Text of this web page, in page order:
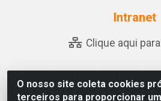
O nosso site coleta cookies
terceiros para proporcionar
Intranet
Clique aqui
Abreu & Silva - Rua Padre Jose